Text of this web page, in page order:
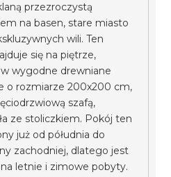
przezroczystą
na basen, stare miasto
wili. Ten
się na piętrze,
wygodne drewniane
o rozmiarze 200x200 cm,
szafą,
ze stoliczkiem. Pokój ten
już od półudnia do
zachodniej, dlatego jest
letnie i zimowe pobyty.